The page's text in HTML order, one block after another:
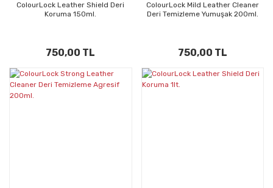
ColourLock Leather Shield Deri
Koruma 150ml.
750,00 TL
ColourLock Mild Leather Cleaner
Deri Temizleme Yumuşak 200ml.
750,00 TL